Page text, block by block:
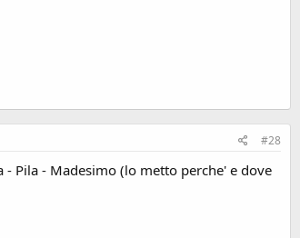
#28
Pila - Madesimo (lo metto perche' e dove